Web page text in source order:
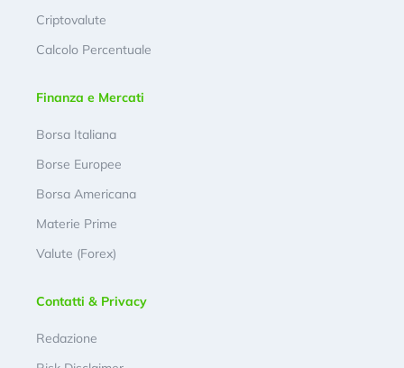
Criptovalute
Calcolo Percentuale
Finanza e Mercati
Borsa Italiana
Borse Europee
Borsa Americana
Materie Prime
Valute (Forex)
Contatti & Privacy
Redazione